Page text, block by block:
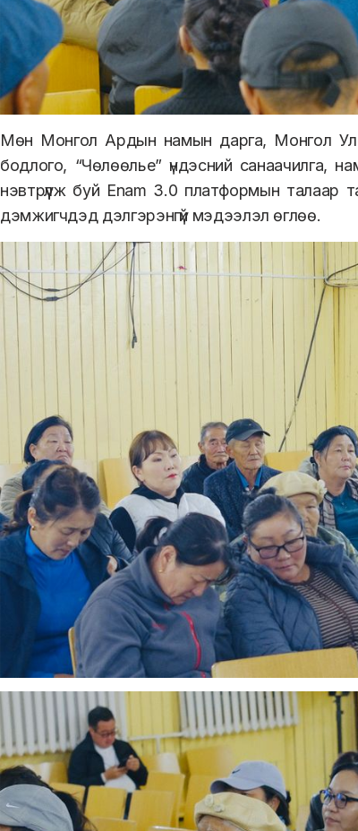
Мөн Монгол Ардын намын дарга, Монгол
бодлого, “Чөлөөлье” үндэсний санаачилга,
нэвтрүүлж буй Enam 3.0 платформын талаар
дэмжигчдэд дэлгэрэнгүй мэдээлэл өглөө.